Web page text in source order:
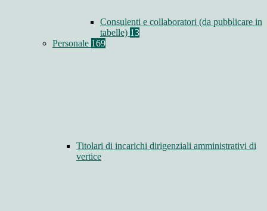
Consulenti e collaboratori (da pubblicare in
tabelle) 13
Personale 169
Titolari di incarichi dirigenziali amministrativi di
vertice